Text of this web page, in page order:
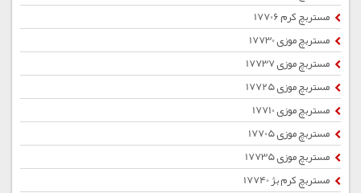
مستربچ کرم 17706
مستربچ موزی 17730
مستربچ موزی 17737
مستربچ موزی 17725
مستربچ موزی 17710
مستربچ موزی 17705
مستربچ موزی 17735
مستربچ کرم بژ 17740